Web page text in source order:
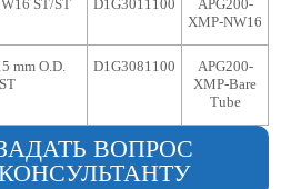
ST/ST D1G3011100
APG200-
XMP-NW16
mm O.D.
D1G3081100
APG200-
XMP-Bare
Tube
ВОПРОС